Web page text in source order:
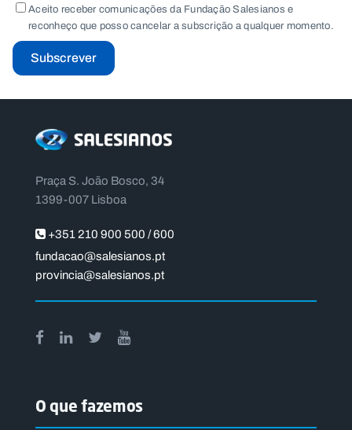
Aceito receber comunicações da Fundação Salesianos e
reconheço que posso cancelar a subscrição a qualquer momento.
Subscrever
Praça S. João Bosco, 34
1399-007 Lisboa
+351 210 900 500 / 600
fundacao@salesianos.pt
provincia@salesianos.pt
O que fazemos